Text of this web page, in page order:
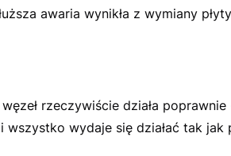
awaria wynikła z wymiany
rzeczywiście działa
wszystko wydaje się działać tak jak